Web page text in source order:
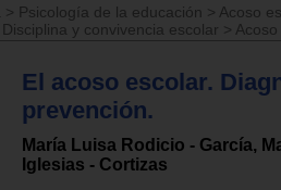
> Psicología de la educación > Acoso
Disciplina y convivencia escolar >
El acoso escolar.
prevención.
María Luisa Rodicio - García,
Iglesias - Cortizas